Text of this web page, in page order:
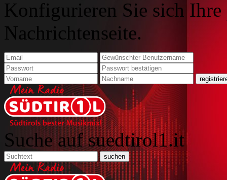
Konfigurieren Sie sich
Nachrichtenseite.
Suche auf suedtirol1.it